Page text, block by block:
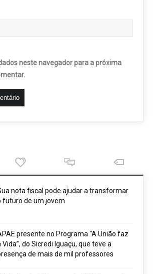
neste navegador para a próxima
nota fiscal pode ajudar a transformar
futuro de um jovem
presente no Programa “A União faz
Vida”, do Sicredi Iguaçu, que teve a
de mais de mil professores